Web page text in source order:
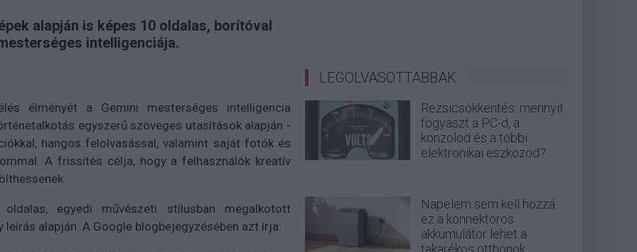
alapján is képes 10 oldalas, borítóval
intelligenciája.
élményét a Gemini mesterséges intelligencia
egyszerű szöveges utasítások alapján -
hangos felolvasással, valamint saját fotók és
A frissítés célja, hogy a felhasználók kreatív
egyedi művészeti stílusban megalkotott
alapján. A Google blogbejegyzésében azt írja:
LEGOLVASOTTABBAK
Rezsicsökkentés: mennyit
fogyaszt a PC-d, a
konzolod és a többi
elektronikai eszközöd?
Napelem sem kell hozzá:
ez a konnektoros
akkumulátor lehet a
takarékos otthonok